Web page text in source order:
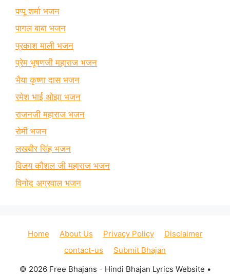
पप्पू शर्मा भजन
पागल बाबा भजन
प्रकाश माली भजन
प्रेम भूषणजी महाराज भजन
भैया कृष्णा दास भजन
रमेश भाई ओझा भजन
राजनजी महाराज भजन
रोमी भजन
लखबीर सिंह भजन
विजय कौशल जी महाराज भजन
विनोद अग्रवाल भजन
Home About Us Privacy Policy
Disclaimer
contact-us
Submit Bhajan
© 2026 Free Bhajans - Hindi Bhajan Lyrics Website •